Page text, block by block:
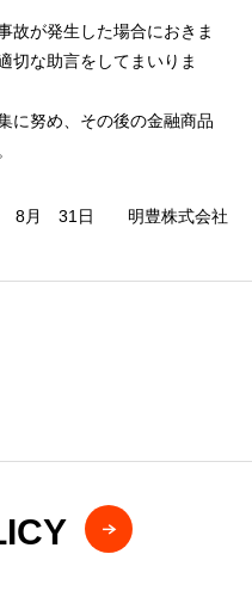
故が発生した場合におきま
切な助言をしてまいりま
に努め、その後の金融商品
8月 31日 明豊株式会社